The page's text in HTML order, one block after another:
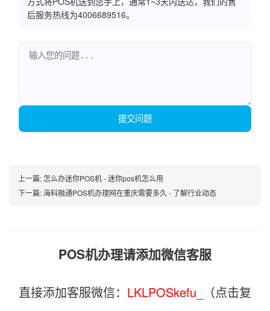
后服务热线为4006689516。
提交问题
上一篇: 怎么办迷你POS机 - 迷你pos机怎么用
下一篇:海科融通POS机办理网在重庆需要多久 - 了解行业动态
POS机办理请添加微信客服
直接添加客服微信： LKLPOSkefu_ （点击复